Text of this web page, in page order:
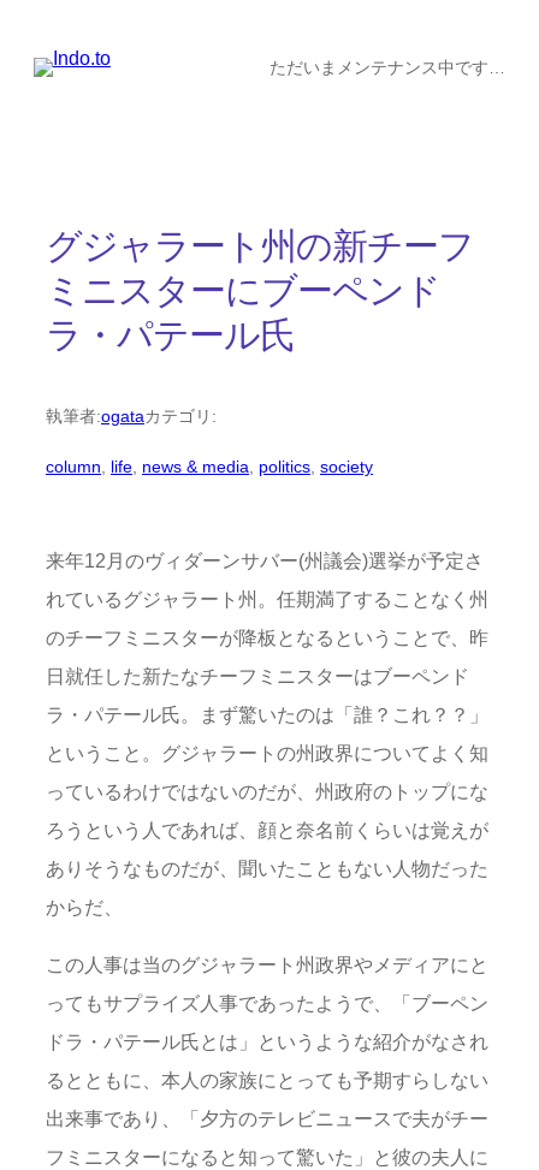
ただいまメンテナンス中です…
グジャラート州の新チーフ
ミニスターにブーペンド
ラ・パテール氏
執筆者:ogataカテゴリ:
column, life, news & media, politics, society
来年12月のヴィダーンサバー(州議会)選挙が予定さ
れているグジャラート州。任期満了することなく州
のチーフミニスターが降板となるということで、昨
日就任した新たなチーフミニスターはブーペンド
ラ・パテール氏。まず驚いたのは「誰？これ？？」
ということ。グジャラートの州政界についてよく知
っているわけではないのだが、州政府のトップにな
ろうという人であれば、顔と奈名前くらいは覚えが
ありそうなものだが、聞いたこともない人物だった
からだ、
この人事は当のグジャラート州政界やメディアにと
ってもサプライズ人事であったようで、「ブーペン
ドラ・パテール氏とは」というような紹介がなされ
るとともに、本人の家族にとっても予期すらしない
出来事であり、「夕方のテレビニュースで夫がチー
フミニスターになると知って驚いた」と彼の夫人に